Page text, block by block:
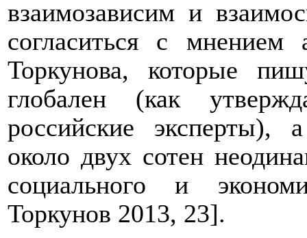
взаимозависим и
согласиться с
Торкунова, которые
глобален (как
российские эксперты),
около двух сотен
социального и
Торкунов 2013, 23].